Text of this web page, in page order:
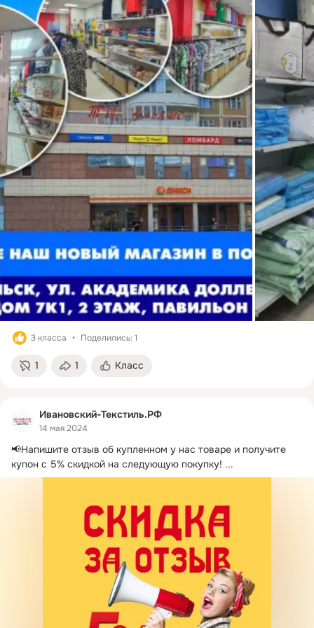
можно доехать: 🚌 Автобус:
15, 21, 24, 406, 417, 520 🚐
Маршрутка: 22, 27, 28К,
1231К, 1246К До остановки
"улица Академика
Доллежаля, дом 7" 🔊
Телефон: +7 925 454 29 70
Email: ivantextil@bk.ru Режим
работы: Понедел
особенности, достоинства,
недостатки, поставьте
оценку, а за это мы
вам купон со скидкой 5%
следующую покупку.
*⃣Отзыв должен быть
длиной от 150 символов.
❗❗После написания и
публикации отзыва в
течении 3-х рабочих дн
3 класса Поделились: 1
1 1 Класс
Ивановский-Текстиль.РФ
14 мая 2024
📢Напишите отзыв об купленном у нас товаре и получите
купон с 5% скидкой на следующую покупку! ...